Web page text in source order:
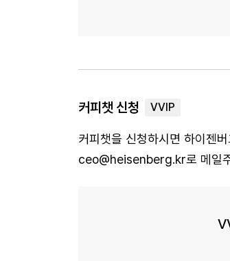
커피챗 신청
커피챗을 신청하시면 하이젠
ceo@heisenberg.kr로 메일